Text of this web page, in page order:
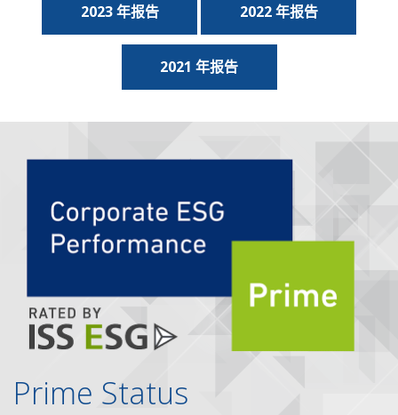
2023 年报告 2022 年报告
2021 年报告
Prime Status